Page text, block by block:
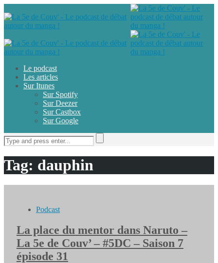
Le podcast
Les articles
Sur Itunes
Sur Spotify
Sur Deezer
Sur Castbox
Sur Google
Tag: dauphin
Podcast
La place du mentor dans Naruto –
La 5e de Couv’ – #5DC – Saison 7
épisode 31